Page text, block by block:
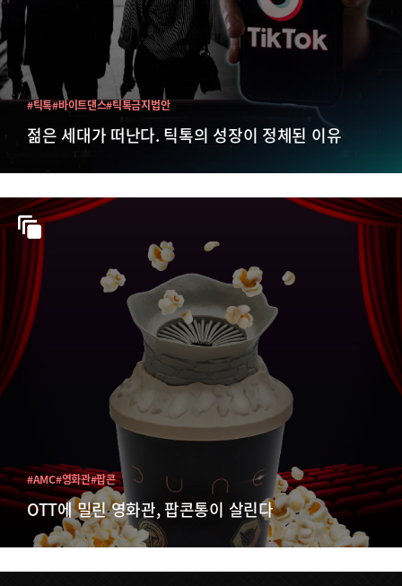
젊은 세대가 떠난다. 틱톡의 성장이 정체된 이유
#틱톡#바이트댄스#틱톡금지법안
OTT에 밀린 영화관, 팝콘통이 살린다
#AMC#영화관#팝콘